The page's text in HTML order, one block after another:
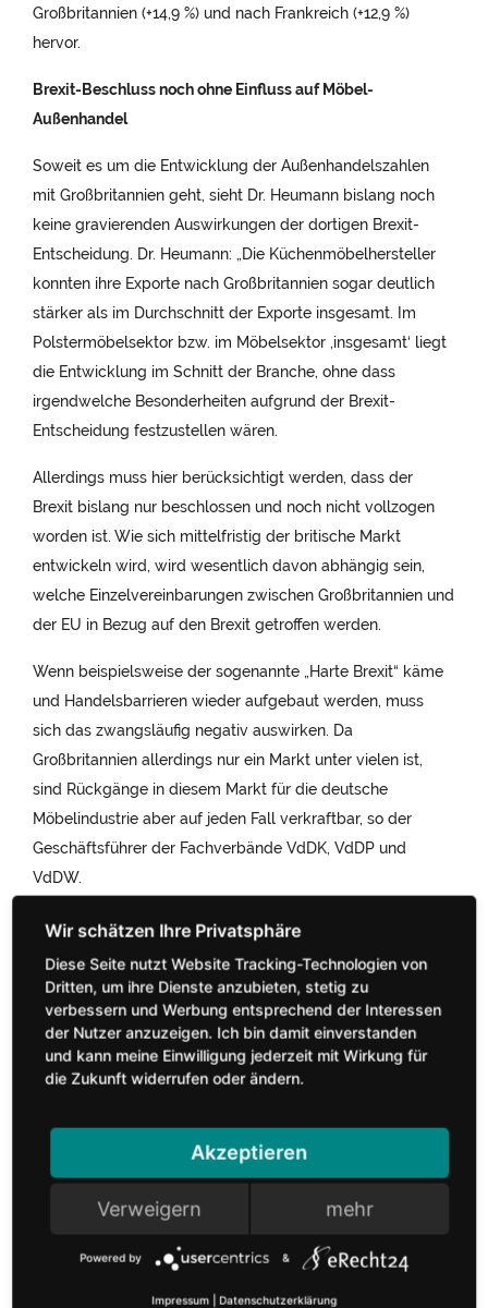
Großbritannien (+14,9 %) und nach Frankreich (+12,9 %)
hervor.
Brexit-Beschluss noch ohne Einfluss auf Möbel-
Außenhandel
Soweit es um die Entwicklung der Außenhandelszahlen
mit Großbritannien geht, sieht Dr. Heumann bislang noch
keine gravierenden Auswirkungen der dortigen Brexit-
Entscheidung. Dr. Heumann: „Die Küchenmöbelhersteller
konnten ihre Exporte nach Großbritannien sogar deutlich
stärker als im Durchschnitt der Exporte insgesamt. Im
Polstermöbelsektor bzw. im Möbelsektor ‚insgesamt‘ liegt
die Entwicklung im Schnitt der Branche, ohne dass
irgendwelche Besonderheiten aufgrund der Brexit-
Entscheidung festzustellen wären.
Allerdings muss hier berücksichtigt werden, dass der
Brexit bislang nur beschlossen und noch nicht vollzogen
worden ist. Wie sich mittelfristig der britische Markt
entwickeln wird, wird wesentlich davon abhängig sein,
welche Einzelvereinbarungen zwischen Großbritannien und
der EU in Bezug auf den Brexit getroffen werden.
Wenn beispielsweise der sogenannte „Harte Brexit“ käme
und Handelsbarrieren wieder aufgebaut werden, muss
sich das zwangsläufig negativ auswirken. Da
Großbritannien allerdings nur ein Markt unter vielen ist,
sind Rückgänge in diesem Markt für die deutsche
Möbelindustrie aber auf jeden Fall verkraftbar, so der
Geschäftsführer der Fachverbände VdDK, VdDP und
VdDW.
Pressekontakte:
Christine Scharrenbroch
+49 (0) 5221 12 65 17
Melanie Dickenbrok
+49 (0) 5221 12 65 26
m.dickenbrok@moebelindustrie.de
Diese Seite nutzt Website Tracking-Technologien von
Dritten, um ihre Dienste anzubieten, stetig zu
verbessern und Werbung entsprechend der Interessen
der Nutzer anzuzeigen. Ich bin damit einverstanden
und kann meine Einwilligung jederzeit mit Wirkung für
die Zukunft widerrufen oder ändern.
Akzeptieren
Verweigern mehr
Powered by &
Impressum Datenschutzerklärung